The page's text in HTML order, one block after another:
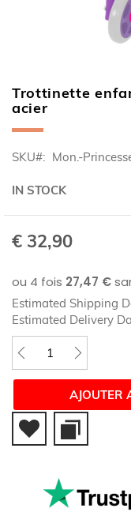
Trottinette
acier
SKU Mon.-
IN STOCK
€ 32,90
Estimated Shipping
Estimated Delivery
AJOUTER
Skip
to
the
of
images